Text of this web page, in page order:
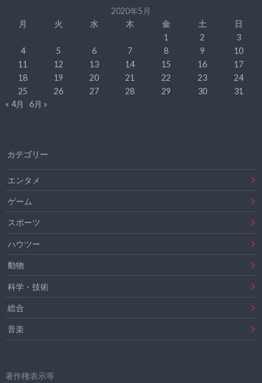
2020年5月
月
火 水 木 金 土
日
1
2
3
4
5 6 7 8 9
10
11
12 13 14 15 16
17
18
19 20 21 22 23
24
25
26 27 28 29 30
31
« 4月
6月 »
カテゴリー
エンタメ
ゲーム
スポーツ
ハウツー
動物
科学・技術
総合
音楽
著作権表示等